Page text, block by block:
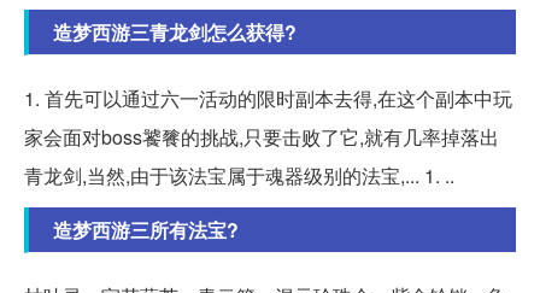
造梦西游三青龙剑怎么获得?
1. 首先可以通过六一活动的限时副本去得,在这个副本中玩
家会面对boss饕餮的挑战,只要击败了它,就有几率掉落出
青龙剑,当然,由于该法宝属于魂器级别的法宝,... 1. ..
造梦西游三所有法宝?